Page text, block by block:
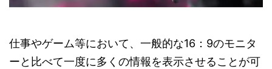
仕事やゲーム等において、一般的な16：9のモニタ
ーと比べて一度に多くの情報を表示させることが可